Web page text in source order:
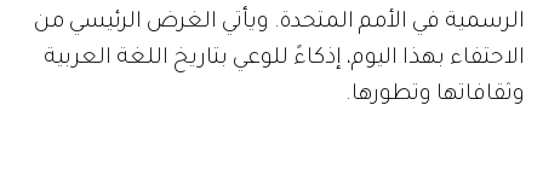
الرسمية في الأمم المتحدة. ويأتي الغرض الرئيسي من
الاحتفاء بهذا اليوم، إذكاءً للوعي بتاريخ اللغة العربية
وثقافاتها وتطورها.